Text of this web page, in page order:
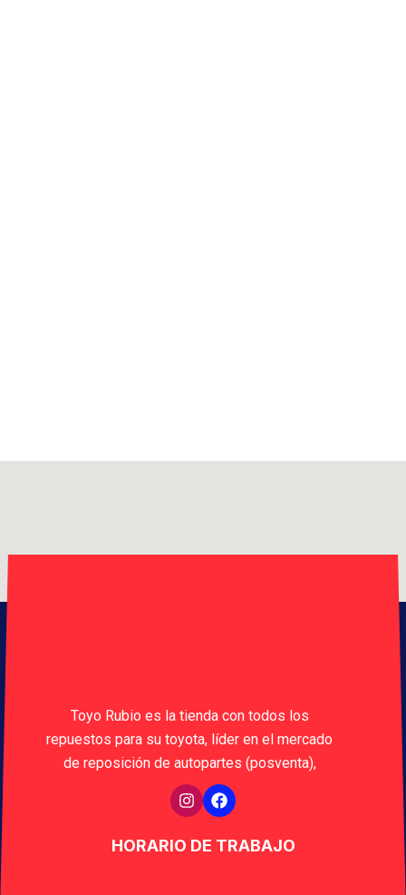
Toyo Rubio es la tienda con todos los
repuestos para su toyota, líder en el mercado
de reposición de autopartes (posventa),
HORARIO DE TRABAJO